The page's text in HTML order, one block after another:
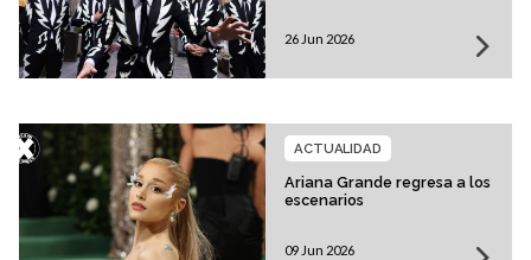
26 Jun 2026
Ariana Grande regresa a los
escenarios
ACTUALIDAD
09 Jun 2026